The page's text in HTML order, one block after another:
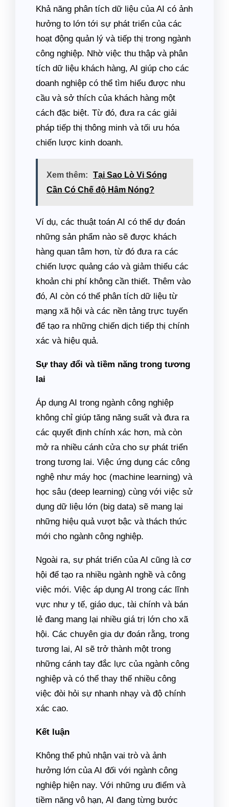
Khả năng phân tích dữ liệu của AI có ảnh
hưởng to lớn tới sự phát triển của các
hoạt động quản lý và tiếp thị trong ngành
công nghiệp. Nhờ việc thu thập và phân
tích dữ liệu khách hàng, AI giúp cho các
doanh nghiệp có thể tìm hiểu được nhu
cầu và sở thích của khách hàng một
cách đặc biệt. Từ đó, đưa ra các giải
pháp tiếp thị thông minh và tối ưu hóa
chiến lược kinh doanh.
Xem thêm:
Tại Sao Lò Vi Sóng
Cần Có Chế độ Hâm Nóng?
Ví dụ, các thuật toán AI có thể dự đoán
những sản phẩm nào sẽ được khách
hàng quan tâm hơn, từ đó đưa ra các
chiến lược quảng cáo và giảm thiểu các
khoản chi phí không cần thiết. Thêm vào
đó, AI còn có thể phân tích dữ liệu từ
mạng xã hội và các nền tảng trực tuyến
để tạo ra những chiến dịch tiếp thị chính
xác và hiệu quả.
Sự thay đổi và tiềm năng trong tương
lai
Áp dụng AI trong ngành công nghiệp
không chỉ giúp tăng năng suất và đưa ra
các quyết định chính xác hơn, mà còn
mở ra nhiều cánh cửa cho sự phát triển
trong tương lai. Việc ứng dụng các công
nghệ như máy học (machine learning) và
học sâu (deep learning) cùng với việc sử
dụng dữ liệu lớn (big data) sẽ mang lại
những hiệu quả vượt bậc và thách thức
mới cho ngành công nghiệp.
Ngoài ra, sự phát triển của AI cũng là cơ
hội để tạo ra nhiều ngành nghề và công
việc mới. Việc áp dụng AI trong các lĩnh
vực như y tế, giáo dục, tài chính và bán
lẻ đang mang lại nhiều giá trị lớn cho xã
hội. Các chuyên gia dự đoán rằng, trong
tương lai, AI sẽ trở thành một trong
những cánh tay đắc lực của ngành công
nghiệp và có thể thay thế nhiều công
việc đòi hỏi sự nhanh nhạy và độ chính
xác cao.
Kết luận
Không thể phủ nhận vai trò và ảnh
hưởng lớn của AI đối với ngành công
nghiệp hiện nay. Với những ưu điểm và
tiềm năng vô hạn, AI đang từng bước